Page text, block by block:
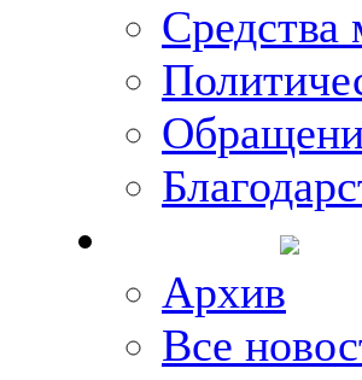
Архив
Все